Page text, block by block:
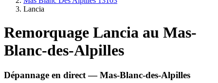
Lancia
Remorquage Lancia au Mas-
Blanc-des-Alpilles
Dépannage en direct —Mas-Blanc-des-Alpilles